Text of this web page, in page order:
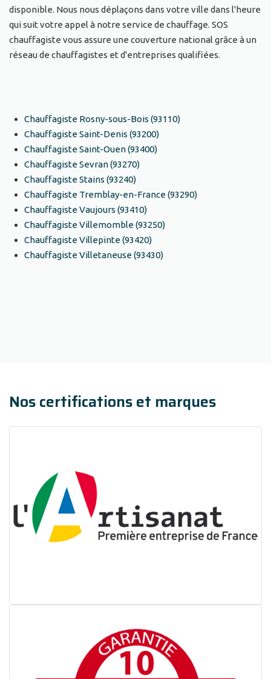
disponible. Nous nous déplaçons dans votre ville dans l'heure
qui suit votre appel à notre service de chauffage. SOS
chauffagiste vous assure une couverture national grâce à un
réseau de chauffagistes et d'entreprises qualifiées.
Chauffagiste Rosny-sous-Bois (93110)
Chauffagiste Saint-Denis (93200)
Chauffagiste Saint-Ouen (93400)
Chauffagiste Sevran (93270)
Chauffagiste Stains (93240)
Chauffagiste Tremblay-en-France (93290)
Chauffagiste Vaujours (93410)
Chauffagiste Villemomble (93250)
Chauffagiste Villepinte (93420)
Chauffagiste Villetaneuse (93430)
Nos certifications et marques